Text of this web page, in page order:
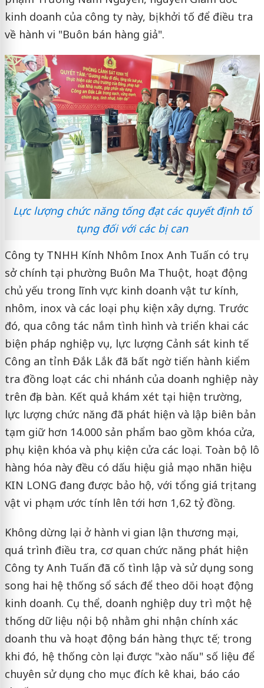
kinh doanh của công ty này, bị khởi tố để điều tra
về hành vi "Buôn bán hàng giả".
Lực lượng chức năng tống đạt các quyết định tố
tụng đối với các bị can
Công ty TNHH Kính Nhôm Inox Anh Tuấn có trụ
sở chính tại phường Buôn Ma Thuột, hoạt động
chủ yếu trong lĩnh vực kinh doanh vật tư kính,
nhôm, inox và các loại phụ kiện xây dựng. Trước
đó, qua công tác nắm tình hình và triển khai các
biện pháp nghiệp vụ, lực lượng Cảnh sát kinh tế
Công an tỉnh Đắk Lắk đã bất ngờ tiến hành kiểm
tra đồng loạt các chi nhánh của doanh nghiệp này
trên địa bàn. Kết quả khám xét tại hiện trường,
lực lượng chức năng đã phát hiện và lập biên bản
tạm giữ hơn 14.000 sản phẩm bao gồm khóa cửa,
phụ kiện khóa và phụ kiện cửa các loại. Toàn bộ lô
hàng hóa này đều có dấu hiệu giả mạo nhãn hiệu
KIN LONG đang được bảo hộ, với tổng giá trị tang
vật vi phạm ước tính lên tới hơn 1,62 tỷ đồng.
Không dừng lại ở hành vi gian lận thương mại,
quá trình điều tra, cơ quan chức năng phát hiện
Công ty Anh Tuấn đã cố tình lập và sử dụng song
song hai hệ thống sổ sách để theo dõi hoạt động
kinh doanh. Cụ thể, doanh nghiệp duy trì một hệ
thống dữ liệu nội bộ nhằm ghi nhận chính xác
doanh thu và hoạt động bán hàng thực tế; trong
khi đó, hệ thống còn lại được "xào nấu" số liệu để
chuyên sử dụng cho mục đích kê khai, báo cáo